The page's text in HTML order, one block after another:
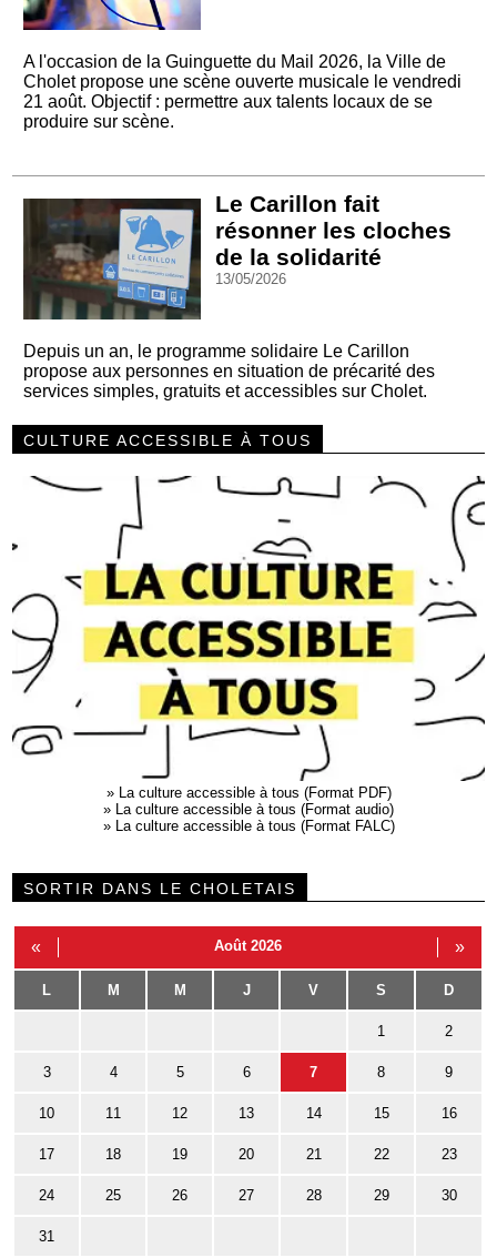
A l'occasion de la Guinguette du Mail 2026, la Ville de
Cholet propose une scène ouverte musicale le vendredi
21 août. Objectif : permettre aux talents locaux de se
produire sur scène.
Le Carillon fait
résonner les cloches
de la solidarité
13/05/2026
Depuis un an, le programme solidaire Le Carillon
propose aux personnes en situation de précarité des
services simples, gratuits et accessibles sur Cholet.
CULTURE ACCESSIBLE À TOUS
» La culture accessible à tous (Format PDF)
» La culture accessible à tous (Format audio)
» La culture accessible à tous (Format FALC)
SORTIR DANS LE CHOLETAIS
« Août 2026 »
L M M J V S D
1 2
3 4 5 6 7 8 9
10 11 12 13 14 15 16
17 18 19 20 21 22 23
24 25 26 27 28 29 30
31